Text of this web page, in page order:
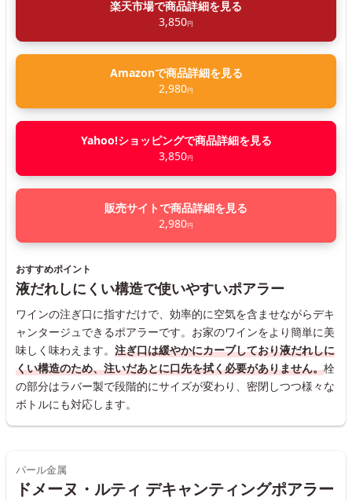
楽天市場で商品詳細を見る
3,850円
Amazonで商品詳細を見る
2,980円
Yahoo!ショッピングで商品詳細を見る
3,850円
販売サイトで商品詳細を見る
2,980円
おすすめポイント
液だれしにくい構造で使いやすいポアラー
ワインの注ぎ口に指すだけで、効率的に空気を含ませながらデキ
ャンタージュできるポアラーです。お家のワインをより簡単に美
味しく味わえます。 注ぎ口は緩やかにカーブしており液だれしに
くい構造のため、注いだあとに口先を拭く必要がありません。栓
の部分はラバー製で段階的にサイズが変わり、密閉しつつ様々な
ボトルにも対応します。
パール金属
ドメーヌ・ルティ デキャンティングポアラー